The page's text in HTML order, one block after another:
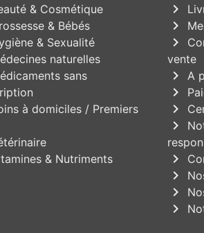
& Cosmétique
& Bébés
& Sexualité
naturelles
sans
à domiciles / Premiers
& Nutriments
chevron_right
chevron_right
chevron_right
vente
chevron_right A
chevron_right
chevron_right
chevron_right
chevron_right
chevron_right
chevron_right
chevron_right